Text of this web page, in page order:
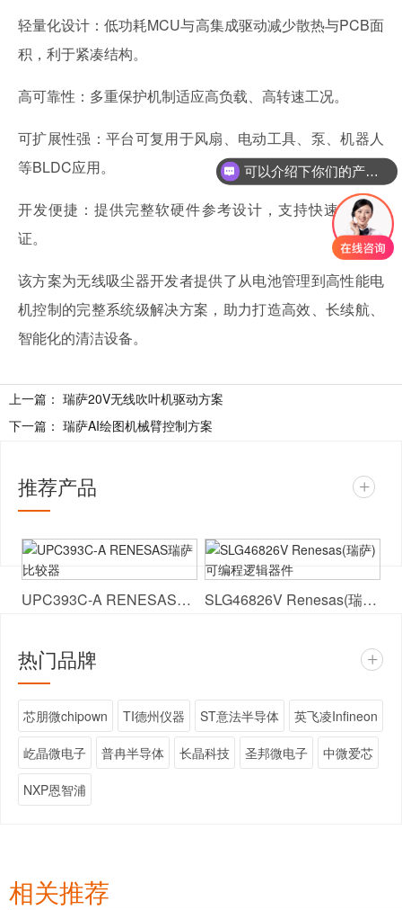
轻量化设计：低功耗MCU与高集成驱动减少散热与PCB面
积，利于紧凑结构。
高可靠性：多重保护机制适应高负载、高转速工况。
可扩展性强：平台可复用于风扇、电动工具、泵、机器人
等BLDC应用。
开发便捷：提供完整软硬件参考设计，支持快速原型验
证。
该方案为无线吸尘器开发者提供了从电池管理到高性能电
机控制的完整系统级解决方案，助力打造高效、长续航、
智能化的清洁设备。
上一篇： 瑞萨20V无线吹叶机驱动方案
下一篇： 瑞萨AI绘图机械臂控制方案
推荐产品 +
UPC393C-A RENESAS瑞萨 比较器 SLG46826V Renesas(瑞萨) 可编程逻辑器件
热门品牌 +
芯朋微chipown TI德州仪器 ST意法半导体 英飞凌Infineon
屹晶微电子 普冉半导体 长晶科技 圣邦微电子 中微爱芯
NXP恩智浦
相关推荐
可以介绍下你们的产品么
你们是怎么收费的呢